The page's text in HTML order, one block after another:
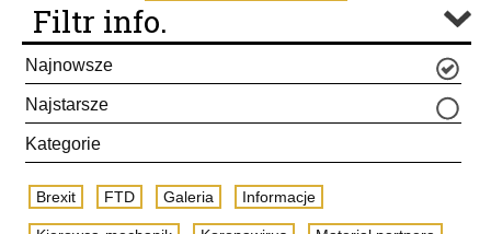
Filtr info.
Najnowsze
Najstarsze
Kategorie
Brexit FTD Galeria Informacje